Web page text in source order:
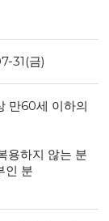
31(금)
만60세 이하의
용하지 않는 분
인 분